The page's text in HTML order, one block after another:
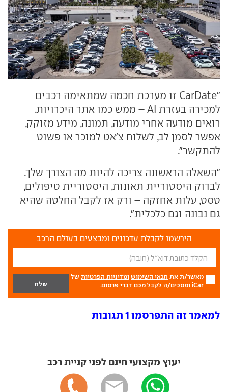
"CarDate זו מערכת חכמה שמתאימה רכבים
למכירה בעזרת AI – ממש כמו אתר היכרויות.
רואים מודעה אחרי מודעה, תמונה, מידע מזוקק,
אפשר לסמן לב, לשלוח צ'אט למוכר או פשוט
להתקשר".
"השאלה הראשונה צריכה להיות מה הצורך שלך.
לבדוק היסטוריית תאונות, היסטוריית טיפולים,
טסט, עלות אחזקה – ורק אז לקבל החלטה שהיא
גם נבונה וגם כלכלית".
הירשמו לקבלת עדכונים ומבצעים בעולם הרכב
מאשר/ת את תנאי השימוש ומדיניות הפרטיות של
iCar ומסכים/ה לקבל מכם דברי פרסום.
למאמר זה התפרסמו 1 תגובות
יעוץ מקצועי חינם לפני קניית רכב